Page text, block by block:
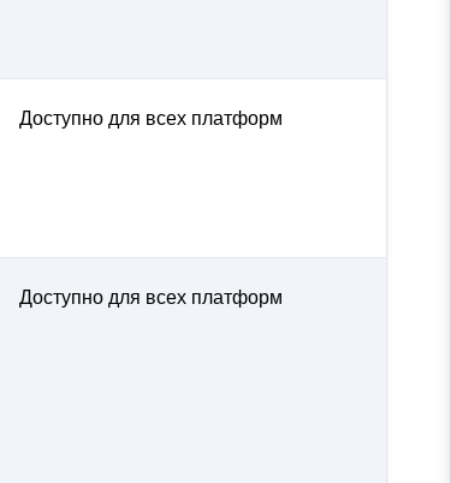
Доступно для всех платформ
Доступно для всех платформ